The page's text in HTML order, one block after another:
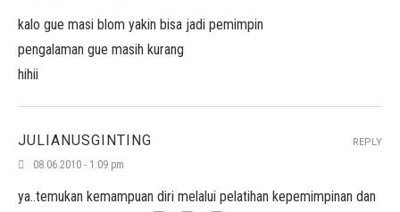
kalo gue masi blom yakin bisa jadi pemimpin
pengalaman gue masih kurang
hihii
JULIANUSGINTING
08.06.2010 - 1:09 pm
ya..temukan kemampuan diri melalui pelatihan kepemimpinan dan
REPLY